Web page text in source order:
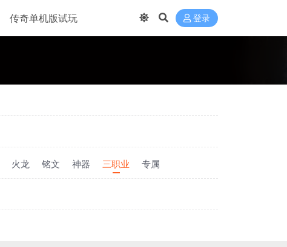
传奇单机版试玩 登录
火龙 铭文 神器 三职业 专属